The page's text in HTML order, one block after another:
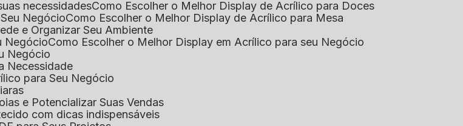
necessidades
Como Escolher o Melhor Display de Acrílico para Doces
Negócio
Como Escolher o Melhor Display de Acrílico para Mesa
e Organizar Seu Ambiente
Negócio
Como Escolher o Melhor Display em Acrílico para seu Negócio
Negócio
Necessidade
para Seu Negócio
e Potencializar Suas Vendas
com dicas indispensáveis